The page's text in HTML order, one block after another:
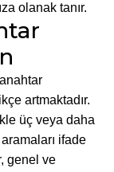
olanak tanır.
artmaktadır.
üç veya daha
ifade
genel ve